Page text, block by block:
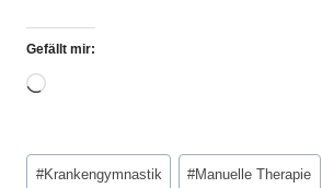
Gefällt mir:
#Krankengymnastik #Manuelle Therapie